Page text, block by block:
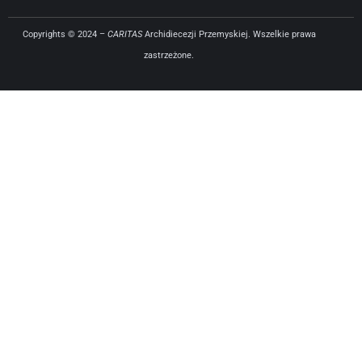
Copyrights © 2024 – CARITASArchidiecezji Przemyskiej. Wszelkie prawa
zastrzeżone.